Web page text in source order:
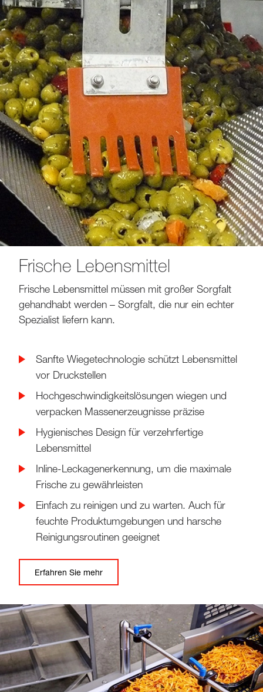
Frische Lebensmittel
Frische Lebensmittel müssen mit großer Sorgfalt
gehandhabt werden – Sorgfalt, die nur ein echter
Spezialist liefern kann.
Sanfte Wiegetechnologie schützt Lebensmittel
vor Druckstellen
Hochgeschwindigkeitslösungen wiegen und
verpacken Massenerzeugnisse präzise
Hygienisches Design für verzehrfertige
Lebensmittel
Inline-Leckagenerkennung, um die maximale
Frische zu gewährleisten
Einfach zu reinigen und zu warten. Auch für
feuchte Produktumgebungen und harsche
Reinigungsroutinen geeignet
Erfahren Sie mehr